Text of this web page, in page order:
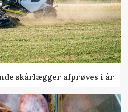
skårlægger afprøves i år